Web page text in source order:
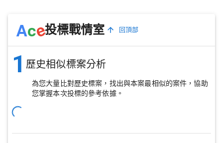
Ace投標戰情室 回頂部
1 歷史相似標案分析
為您大量比對歷史標案，找出與本案最相似的案件，協助
您掌握本次投標的參考依據。